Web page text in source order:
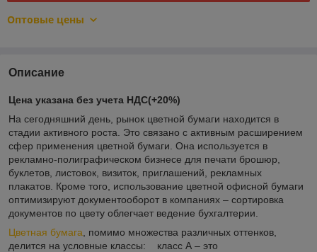
Оптовые цены
Описание
Цена указана без учета НДС(+20%)
На сегодняшний день, рынок цветной бумаги находится в
стадии активного роста. Это связано с активным расширением
сфер применения цветной бумаги. Она используется в
рекламно-полиграфическом бизнесе для печати брошюр,
буклетов, листовок, визиток, приглашений, рекламных
плакатов. Кроме того, использование цветной офисной бумаги
оптимизируют документооборот в компаниях – сортировка
документов по цвету облегчает ведение бухгалтерии.
Цветная бумага , помимо множества различных оттенков,
делится на условные классы: класс А – это